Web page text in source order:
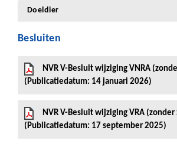
Doeldier
Besluiten
NVR V-Besluit wijziging VNRA
(Publicatiedatum: 14 januari 2026)
NVR V-Besluit wijziging VRA (zonder
(Publicatiedatum: 17 september 2025)